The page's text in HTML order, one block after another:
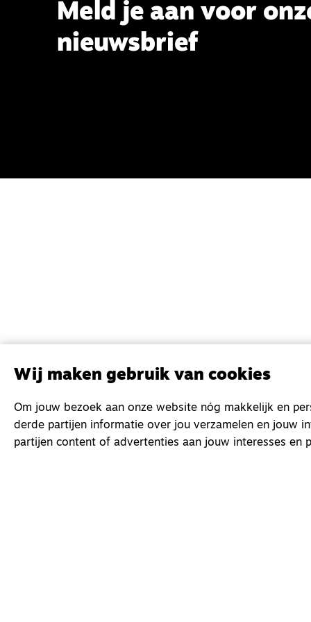
Meld je aan voor
nieuwsbrief
Wij maken gebruik van cookies
Om jouw bezoek aan onze website nóg makkelijk en
derde partijen informatie over jou verzamelen en jouw
partijen content of advertenties aan jouw interesses en